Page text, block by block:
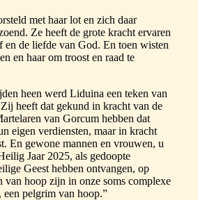
met haar lot en zich daar
Ze heeft de grote kracht ervaren
en de liefde van God. En toen wisten
en haar om troost en raad te
heen werd Liduina een teken van
heeft dat gekund in kracht van de
van Gorcum hebben dat
eigen verdiensten, maar in kracht
En gewone mannen en vrouwen, u
Jaar 2025, als gedoopte
Geest hebben ontvangen, op
van hoop zijn in onze soms complexe
pelgrim van hoop.”